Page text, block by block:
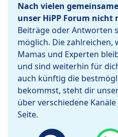
Nach vielen
unser HiPP Forum nicht
Beiträge oder Antworten
möglich. Die
Mamas und Experten
und sind weiterhin für
auch künftig die
bekommst, steht dir
über verschiedene
Seite.